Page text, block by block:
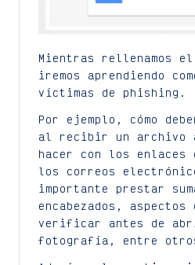
Mientras rellenamos
iremos aprendiendo
víctimas de phishing.
Por ejemplo, cómo
al recibir un archivo
hacer con los enlaces
los correos
importante prestar
encabezados, aspectos
verificar antes de
fotografía, entre